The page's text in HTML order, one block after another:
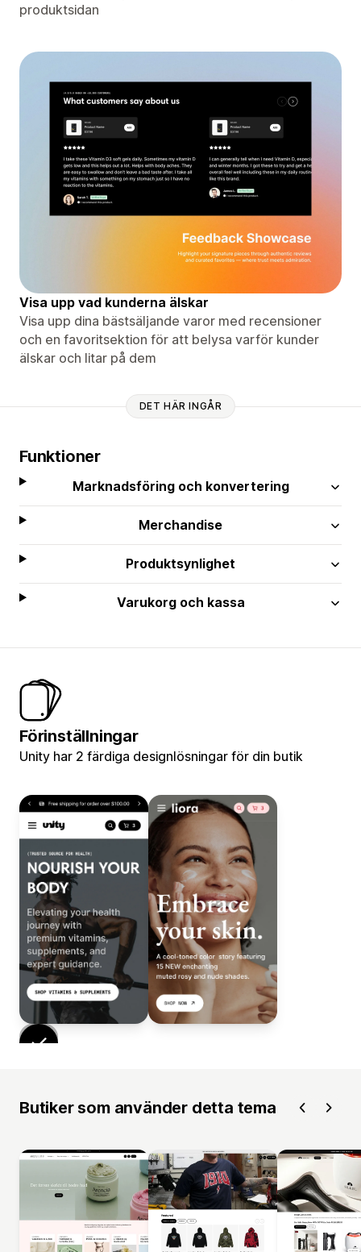
produktsidan
Visa upp vad kunderna älskar
Visa upp dina bästsäljande varor med recensioner
och en favoritsektion för att belysa varför kunder
älskar och litar på dem
DET HÄR INGÅR
Funktioner
Marknadsföring och konvertering
Merchandise
Produktsynlighet
Varukorg och kassa
Förinställningar
Unity har 2 färdiga designlösningar för din butik
Butiker som använder detta tema